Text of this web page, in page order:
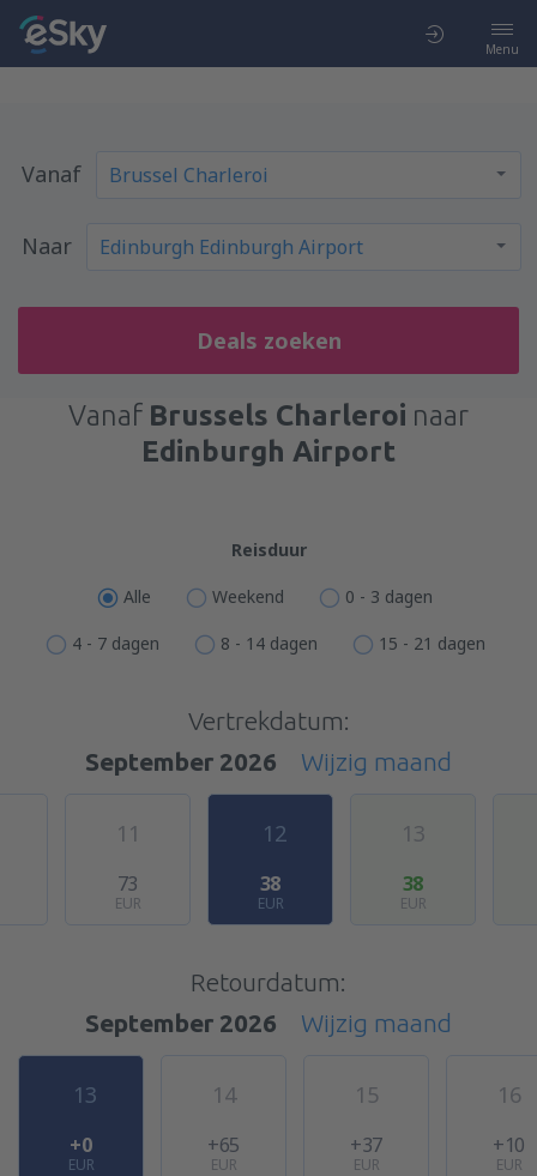
Menu
Vanaf
Naar
Deals zoeken
Vanaf Brussels Charleroi naar
Edinburgh Airport
Reisduur
Alle Weekend 0 - 3 dagen
4 - 7 dagen 8 - 14 dagen 15 - 21 dagen
Vertrekdatum:
September 2026
Wijzig maand
11
73
EUR
12
38
EUR
13
38
EUR
Retourdatum:
September 2026
Wijzig maand
13
+0
EUR
14
+65
EUR
15
+37
EUR
16
+10
EUR